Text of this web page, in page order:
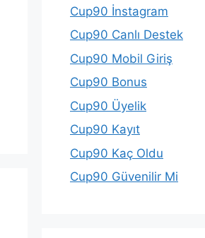
Cup90 İnstagram
Cup90 Canlı Destek
Cup90 Mobil Giriş
Cup90 Bonus
Cup90 Üyelik
Cup90 Kayıt
Cup90 Kaç Oldu
Cup90 Güvenilir Mi